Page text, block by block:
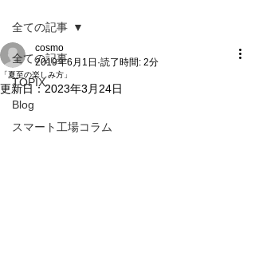
全ての記事
TOPIX
Blog
スマート工場コラム
全ての記事
「夏至の楽しみ方」
cosmo
2019年6月1日 読了時間: 2分
更新日：2023年3月24日